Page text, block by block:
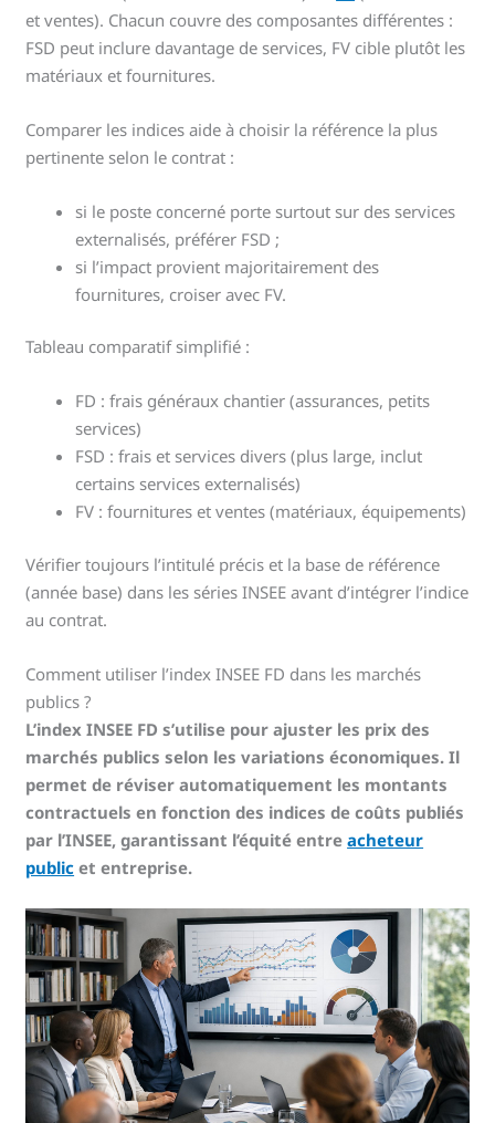
et ventes). Chacun couvre des composantes différentes :
FSD peut inclure davantage de services, FV cible plutôt les
matériaux et fournitures.
Comparer les indices aide à choisir la référence la plus
pertinente selon le contrat :
si le poste concerné porte surtout sur des services
externalisés, préférer FSD ;
si l’impact provient majoritairement des
fournitures, croiser avec FV.
Tableau comparatif simplifié :
FD : frais généraux chantier (assurances, petits
services)
FSD : frais et services divers (plus large, inclut
certains services externalisés)
FV : fournitures et ventes (matériaux, équipements)
Vérifier toujours l’intitulé précis et la base de référence
(année base) dans les séries INSEE avant d’intégrer l’indice
au contrat.
Comment utiliser l’index INSEE FD dans les marchés
publics ?
L’index INSEE FD s’utilise pour ajuster les prix des
marchés publics selon les variations économiques. Il
permet de réviser automatiquement les montants
contractuels en fonction des indices de coûts publiés
par l’INSEE, garantissant l’équité entreacheteur
public et entreprise.